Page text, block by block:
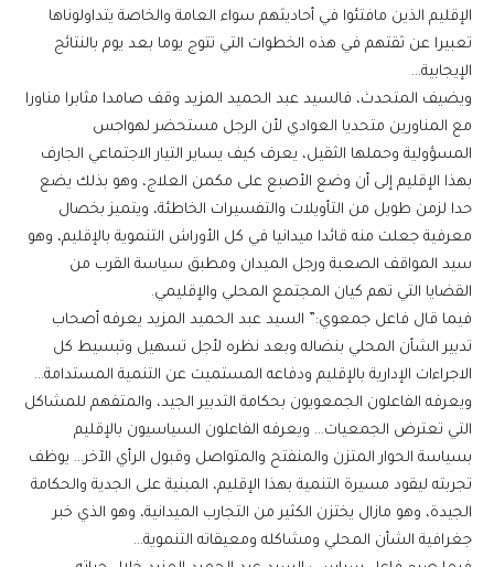
الإقليم الذين مافتئوا في أحاديثهم سواء العامة والخاصة يتداولوناها
تعبيرا عن ثقتهم في هذه الخطوات التي تتوج يوما بعد يوم بالنتائج
الإيجابية…
ويضيف المتحدث، فالسيد عبد الحميد المزيد وقف صامدا مثابرا مناورا
مع المناورين متحديا العوادي لأن الرجل مستحضر لهواجس
المسؤولية وحملها الثقيل، يعرف كيف يساير التيار الاجتماعي الجارف
بهذا الإقليم إلى أن وضع الأصبع على مكمن العلاج، وهو بذلك يضع
حدا لزمن طويل من التأويلات والتفسيرات الخاطئة، ويتميز بخصال
معرفية جعلت منه قائدا ميدانيا في كل الأوراش التنموية بالإقليم، وهو
سيد المواقف الصعبة ورجل الميدان ومطبق سياسة القرب من
القضايا التي تهم كيان المجتمع المحلي والإقليمي.
فيما قال فاعل جمعوي:” السيد عبد الحميد المزيد يعرفه أصحاب
تدبير الشأن المحلي بنضاله وبعد نظره لأجل تسهيل وتبسيط كل
الاجراءات الإدارية بالإقليم ودفاعه المستميت عن التنمية المستدامة…
ويعرفه الفاعلون الجمعويون بحكامة التدبير الجيد، والمتفهم للمشاكل
التي تعترض الجمعيات… ويعرفه الفاعلون السياسيون بالإقليم
بسياسة الحوار المتزن والمنفتح والمتواصل وقبول الرأي الآخر… يوظف
تجربته ليقود مسيرة التنمية بهذا الإقليم، المبنية على الجدية والحكامة
الجيدة، وهو مازال يختزن الكثير من التجارب الميدانية، وهو الذي خبر
جغرافية الشأن المحلي ومشاكله ومعيقاته التنموية…